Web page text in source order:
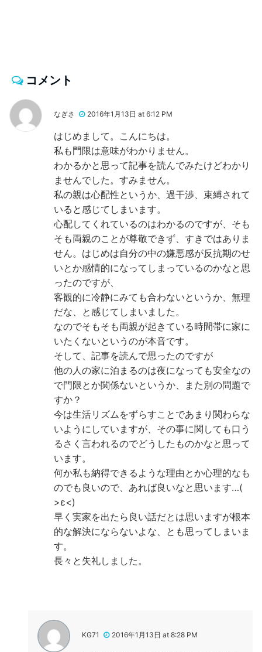
コメント
なぎさ 2016年1月13日 at 6:12 PM
はじめまして。こんにちは。
私も門限は意味がわかりません。
わかるかと思って記事を読んでみたけどわかり
ませんでした。すみません。
私の親は心配性というか、過干渉、束縛されて
いると感じてしまいます。
心配してくれているのはわかるのですが、そも
そも両親のことが尊敬できず、すきではありま
せん。はじめは自分の中の嫌悪感が反抗期のせ
いとか感情的になってしまっているのかなと思
ったのですが、
客観的に冷静にみても合わないというか、無理
だな、と感じてしまいました。
なのでそもそも両親が起きている時間帯に家に
いたくないというのが本音です。
そして、記事を読んで思ったのですが
他の人の家に泊まるのは夜になっても安全なの
で門限とか関係ないというか、また別の問題で
すか？
今は生活リズムをずらすことであまり関わらな
いようにしていますが、その事に関しても口う
るさく言われるのでどうしたものかなと思って
います。
何か私も納得できるような理由とか心理的なも
のでも良いので、あれば良いなと思います…(
>ε<)
早く実家を出たら良い話だとは思いますが根本
的な解決にならないよな、とも思ってしまいま
す。
長々と失礼しました。
KG71 2016年1月13日 at 8:28 PM